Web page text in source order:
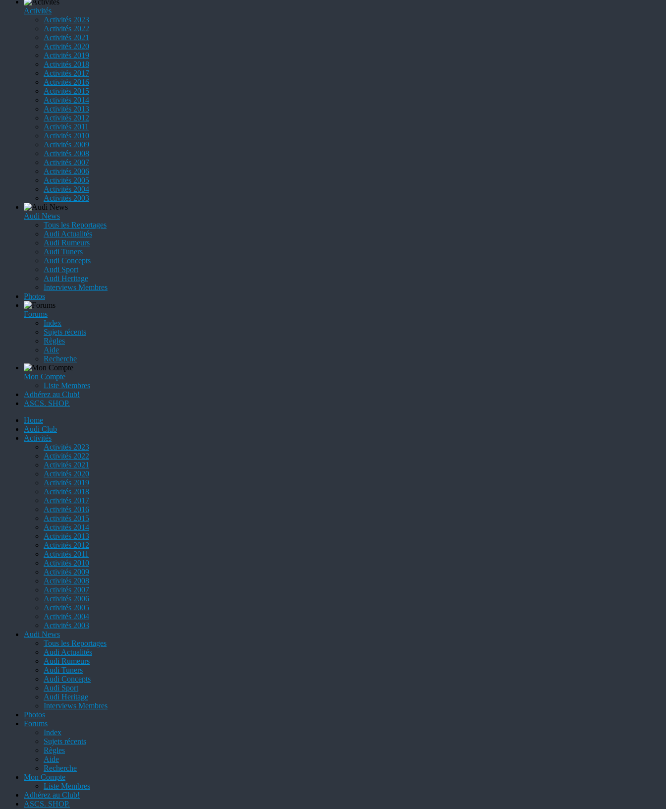
Activités
Activités 2023
Activités 2022
Activités 2021
Activités 2020
Activités 2019
Activités 2018
Activités 2017
Activités 2016
Activités 2015
Activités 2014
Activités 2013
Activités 2012
Activités 2011
Activités 2010
Activités 2009
Activités 2008
Activités 2007
Activités 2006
Activités 2005
Activités 2004
Activités 2003
Audi News
Tous les Reportages
Audi Actualités
Audi Rumeurs
Audi Tuners
Audi Concepts
Audi Sport
Audi Heritage
Interviews Membres
Photos
Forums
Index
Sujets récents
Règles
Aide
Recherche
Mon Compte
Liste Membres
Adhérez au Club!
ASCS. SHOP.
Home
Audi Club
Activités
Activités 2023
Activités 2022
Activités 2021
Activités 2020
Activités 2019
Activités 2018
Activités 2017
Activités 2016
Activités 2015
Activités 2014
Activités 2013
Activités 2012
Activités 2011
Activités 2010
Activités 2009
Activités 2008
Activités 2007
Activités 2006
Activités 2005
Activités 2004
Activités 2003
Audi News
Tous les Reportages
Audi Actualités
Audi Rumeurs
Audi Tuners
Audi Concepts
Audi Sport
Audi Heritage
Interviews Membres
Photos
Forums
Index
Sujets récents
Règles
Aide
Recherche
Mon Compte
Liste Membres
Adhérez au Club!
ASCS. SHOP.